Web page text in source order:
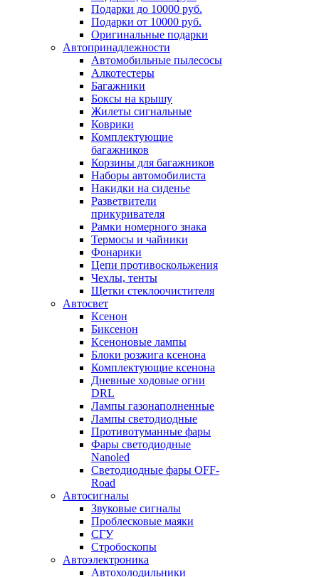
Подарки до 10000 руб.
Подарки от 10000 руб.
Оригинальные подарки
Автопринадлежности
Автомобильные пылесосы
Алкотестеры
Багажники
Боксы на крышу
Жилеты сигнальные
Коврики
Комплектующие
багажников
Корзины для багажников
Наборы автомобилиста
Накидки на сиденье
Разветвители
прикуривателя
Рамки номерного знака
Термосы и чайники
Фонарики
Цепи противоскольжения
Чехлы, тенты
Щетки стеклоочистителя
Автосвет
Ксенон
Биксенон
Ксеноновые лампы
Блоки розжига ксенона
Комплектующие ксенона
Дневные ходовые огни
DRL
Лампы газонаполненные
Лампы светодиодные
Противотуманные фары
Фары светодиодные
Nanoled
Светодиодные фары OFF-
Road
Автосигналы
Звуковые сигналы
Проблесковые маяки
СГУ
Стробоскопы
Автоэлектроника
Автохолодильники